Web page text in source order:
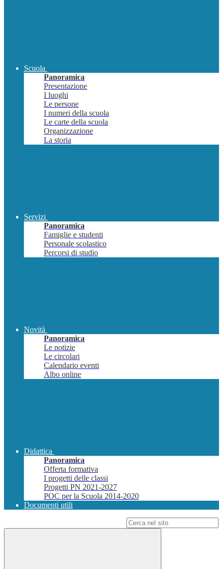
Scuola
Panoramica
Presentazione
I luoghi
Le persone
I numeri della scuola
Le carte della scuola
Organizzazione
La storia
Servizi
Panoramica
Famiglie e studenti
Personale scolastico
Percorsi di studio
Novità
Panoramica
Le notizie
Le circolari
Calendario eventi
Albo online
Didattica
Panoramica
Offerta formativa
I progetti delle classi
Progetti PN 2021-2027
POC per la Scuola 2014-2020
Documenti utili